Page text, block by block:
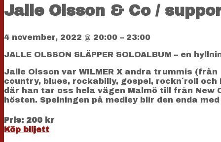
Jalle Olsson & Co /
4 november, 2022 @ 20:00 – 23:00
JALLE OLSSON SLÄPPER SOLOALBUM – en
Jalle Olsson var WILMER X andra trummis
country, blues, rockabilly, gospel, rockn´roll
där han tar oss hela vägen Malmö till från New
hösten. Spelningen på medley blir den enda
Pris: 200 kr
Köp biljett